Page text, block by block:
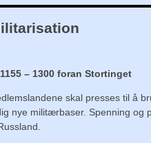
– 1300 foran Stortinget
skal presses til å
nye militærbaser. Spenning og